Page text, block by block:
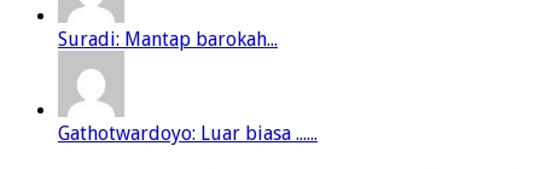
Suradi: Mantap barokah...
Gathotwardoyo: Luar biasa ......